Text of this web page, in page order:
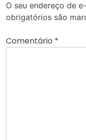
O seu endereço de
obrigatórios são
Comentário *